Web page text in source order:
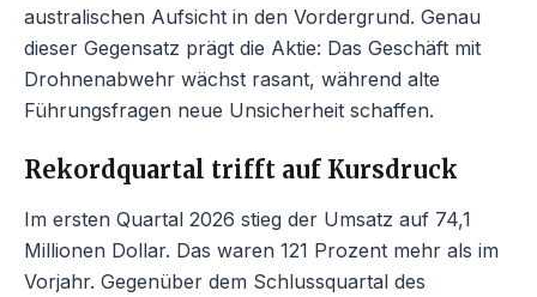
australischen Aufsicht in den Vordergrund. Genau
dieser Gegensatz prägt die Aktie: Das Geschäft mit
Drohnenabwehr wächst rasant, während alte
Führungsfragen neue Unsicherheit schaffen.
Rekordquartal trifft auf Kursdruck
Im ersten Quartal 2026 stieg der Umsatz auf 74,1
Millionen Dollar. Das waren 121 Prozent mehr als im
Vorjahr. Gegenüber dem Schlussquartal des